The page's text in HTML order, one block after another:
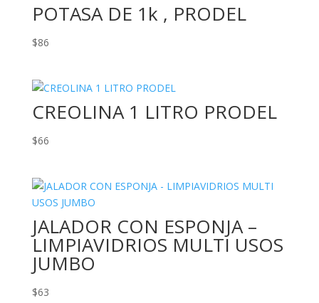
POTASA DE 1k , PRODEL
$86
CREOLINA 1 LITRO PRODEL
$66
JALADOR CON ESPONJA –
LIMPIAVIDRIOS MULTI USOS
JUMBO
$63